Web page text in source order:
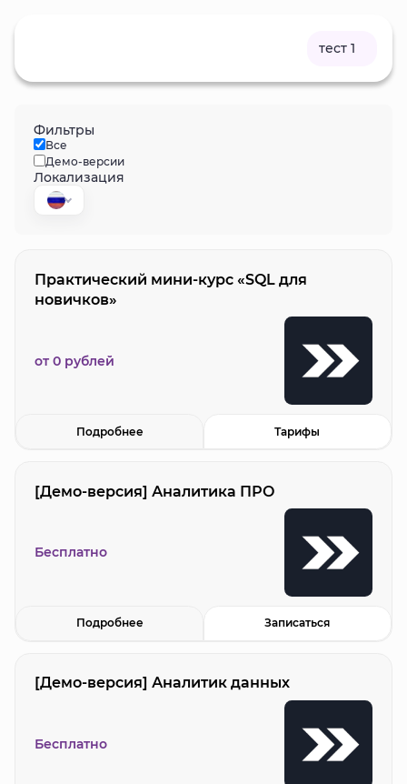
тест 1
Фильтры
Все
Демо-версии
Локализация
Практический мини-курс «SQL для
новичков»
от 0 рублей
Подробнее Тарифы
[Демо-версия] Аналитика ПРО
Бесплатно
Подробнее Записаться
[Демо-версия] Аналитик данных
Бесплатно